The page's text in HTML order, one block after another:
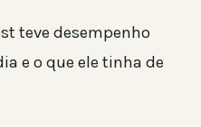
teve desempenho
e o que ele tinha de